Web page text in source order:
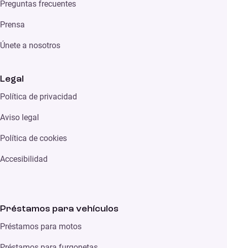
Preguntas frecuentes
Prensa
Únete a nosotros
Legal
Política de privacidad
Aviso legal
Política de cookies
Accesibilidad
Préstamos para vehículos
Préstamos para motos